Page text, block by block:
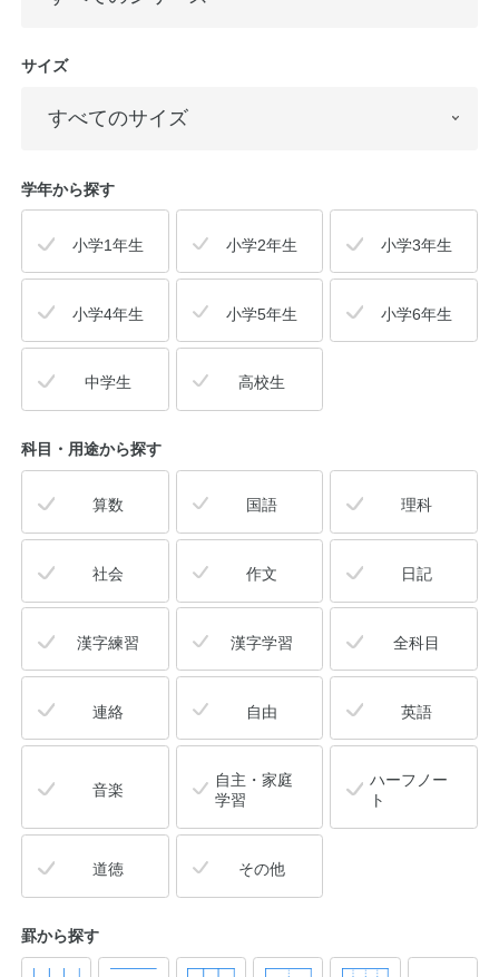
公式アカウント
サイズ
学年から探す
小学1年生 小学2年生 小学3年生
小学4年生 小学5年生 小学6年生
中学生 高校生
科目・用途から探す
算数 国語 理科
社会 作文 日記
漢字練習 漢字学習 全科目
連絡 自由 英語
音楽
自主・家庭
学習
ハーフノー
ト
道徳 その他
罫から探す